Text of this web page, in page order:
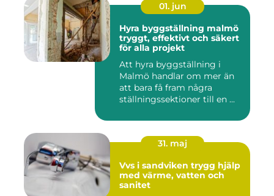
01. jun
Hyra byggställning malmö
tryggt, effektivt och säkert
för alla projekt
Att hyra byggställning i
Malmö handlar om mer än
att bara få fram några
ställningssektioner till en ...
31. maj
Vvs i sandviken trygg hjälp
med värme, vatten och
sanitet